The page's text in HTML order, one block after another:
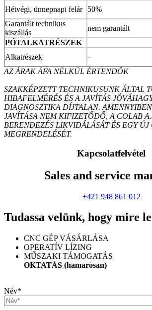
Hétvégi, ünnepnapi felár
50%
Garantált technikus
kiszállás
nem garantált
PÓTALKATRÉSZEK
Alkatrészek
–
AZ ÁRAK ÁFA NÉLKÜL ÉRTENDŐK
SZAKKÉPZETT TECHNIKUSUNK ÁLTAL
HIBAFELMÉRÉS ÉS A JAVÍTÁS
DIAGNOSZTIKA DÍJTALAN.
JAVÍTÁSA NEM KIFIZETŐDŐ, A COLAB
BERENDEZÉS LIKVIDÁLÁSÁT ÉS EGY ÚJ
MEGRENDELÉSÉT.
Kapcsolatfelvétel
Sales and service
+421 948 861 012
Tudassa velünk, hogy mire
CNC GÉP VÁSÁRLÁSA
OPERATÍV LÍZING
MŰSZAKI TÁMOGATÁS
OKTATÁS (hamarosan)
Név*